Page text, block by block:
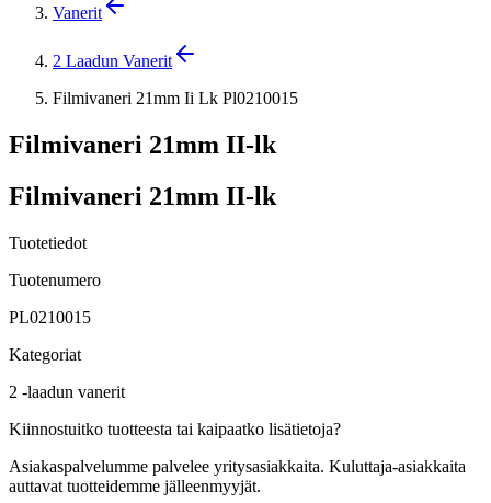
Vanerit
2 Laadun Vanerit
Filmivaneri 21mm Ii Lk Pl0210015
Filmivaneri 21mm II-lk
Filmivaneri 21mm II-lk
Tuotetiedot
Tuotenumero
PL0210015
Kategoriat
2 -laadun vanerit
Kiinnostuitko tuotteesta tai kaipaatko lisätietoja?
Asiakaspalvelumme palvelee yritysasiakkaita. Kuluttaja-asiakkaita
auttavat tuotteidemme jälleenmyyjät.